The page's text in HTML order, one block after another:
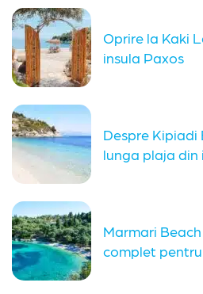
Oprire la Kaki
insula Paxos
Despre Kipiadi
lunga plaja din
Marmari
complet